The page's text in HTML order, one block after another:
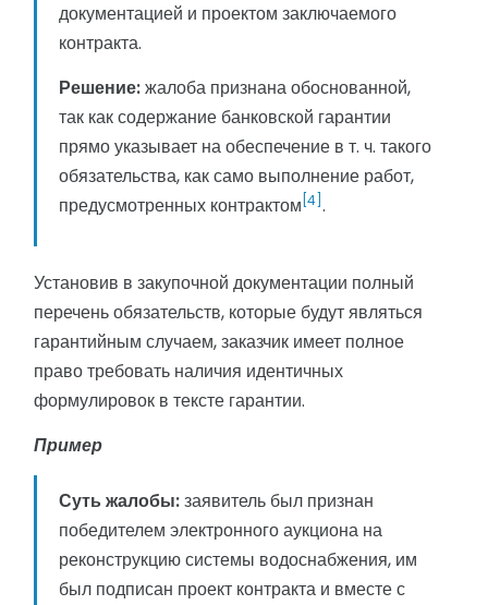
документацией и проектом заключаемого
контракта.
Решение:жалоба признана обоснованной,
так как содержание банковской гарантии
прямо указывает на обеспечение в т. ч. такого
обязательства, как само выполнение работ,
предусмотренных контрактом [4] .
Установив в закупочной документации полный
перечень обязательств, которые будут являться
гарантийным случаем, заказчик имеет полное
право требовать наличия идентичных
формулировок в тексте гарантии.
Пример
Суть жалобы:заявитель был признан
победителем электронного аукциона на
реконструкцию системы водоснабжения, им
был подписан проект контракта и вместе с